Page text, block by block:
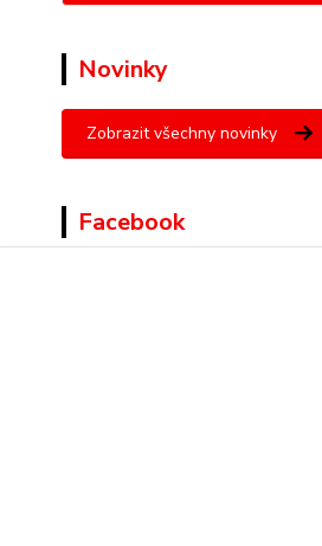
Novinky
Zobrazit všechny novinky
Facebook